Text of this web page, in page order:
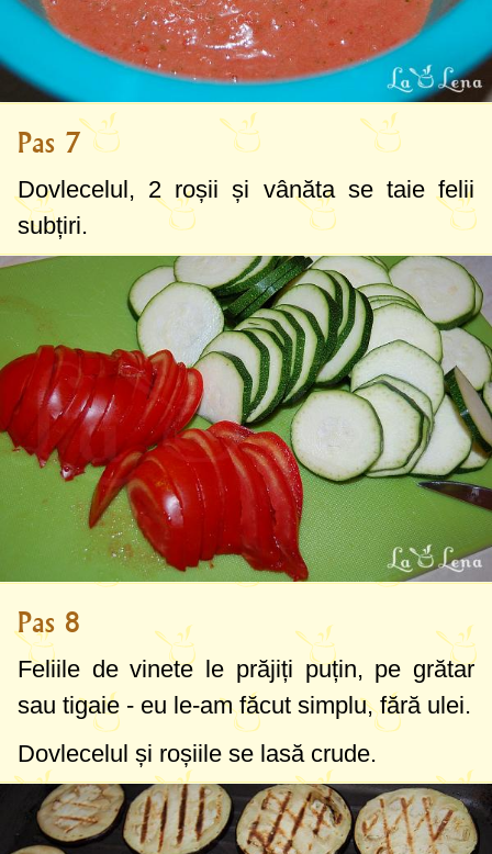
Pas 7
Dovlecelul, 2 roșii și vânăta se taie felii
subțiri.
Pas 8
Feliile de vinete le prăjiți puțin, pe grătar
sau tigaie - eu le-am făcut simplu, fără ulei.
Dovlecelul și roșiile se lasă crude.